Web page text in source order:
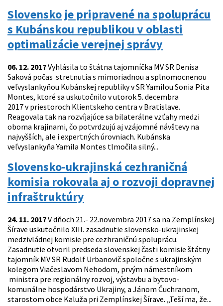
Slovensko je pripravené na spoluprácu
s Kubánskou republikou v oblasti
optimalizácie verejnej správy
06. 12. 2017Vyhlásila to štátna tajomníčka MV SR Denisa
Saková počas stretnutia s mimoriadnou a splnomocnenou
veľvyslankyňou Kubánskej republiky v SR Yamilou Sonia Pita
Montes, ktoré sa uskutočnilo v utorok 5. decembra
2017 v priestoroch Klientskeho centra v Bratislave.
Reagovala tak na rozvíjajúce sa bilaterálne vzťahy medzi
oboma krajinami, čo potvrdzujú aj vzájomné návštevy na
najvyšších, ale i expertných úrovniach. Kubánska
veľvyslankyňa Yamila Montes tlmočila silný...
Slovensko-ukrajinská cezhraničná
komisia rokovala aj o rozvoji dopravnej
infraštruktúry
24. 11. 2017V dňoch 21.- 22.novembra 2017 sa na Zemplínskej
Šírave uskutočnilo XIII. zasadnutie slovensko-ukrajinskej
medzivládnej komisie pre cezhraničnú spoluprácu.
Zasadnutie otvoril predseda slovenskej časti komisie štátny
tajomník MV SR Rudolf Urbanovič spoločne s ukrajinským
kolegom Viačeslavom Nehodom, prvým námestníkom
ministra pre regionálny rozvoj, výstavbu a bytovo-
komunálne hospodárstvo Ukrajiny, a Jánom Čuchranom,
starostom obce Kaluža pri Zemplínskej Šírave. „Teší ma, že...